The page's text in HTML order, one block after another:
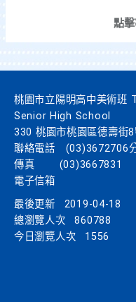
點擊
桃園市立陽明高中美術
Senior High School
330 桃園市桃園區德壽街8
聯絡電話
(03)3672706
傳真
(03)3667831
電子信箱
最後更新
2019-04-18
總瀏覽人次
860788
今日瀏覽人次
1556